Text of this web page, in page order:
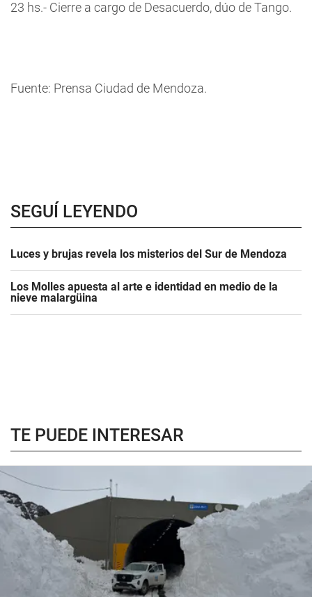
23 hs.- Cierre a cargo de Desacuerdo, dúo de Tango.
Fuente: Prensa Ciudad de Mendoza.
SEGUÍ LEYENDO
Luces y brujas revela los misterios del Sur de Mendoza
Los Molles apuesta al arte e identidad en medio de la
nieve malargüina
TE PUEDE INTERESAR